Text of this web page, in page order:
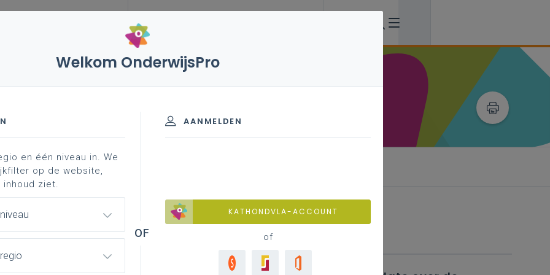
ontwikkeling leermodules energie(k) onderwijs -
Energie(k) Onderwijs -
Welkom OnderwijsPro
AANMELDEN
KATHONDVLA-ACCOUNT
of
en één niveau in. We
op de website,
ziet.